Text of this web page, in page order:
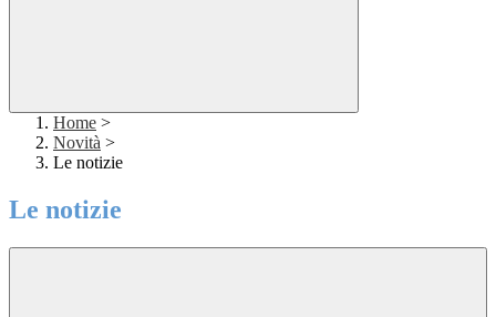
Home >
Novità >
Le notizie
Le notizie